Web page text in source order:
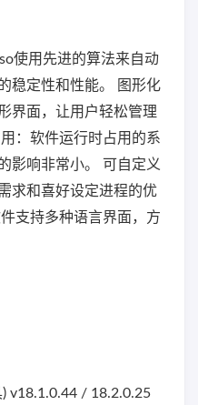
使用先进的算法来自动
稳定性和性能。 图形化
界面，让用户轻松管理
：软件运行时占用的系
影响非常小。 可自定义
求和喜好设定进程的优
支持多种语言界面，方
) v18.1.0.44 / 18.2.0.25